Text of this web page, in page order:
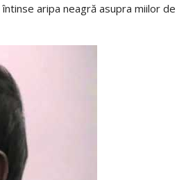
aripa neagră asupra miilor de